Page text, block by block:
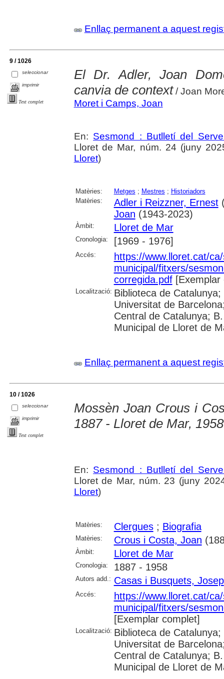
Enllaç permanent a aquest
9 / 1026
seleccionar
imprimir
Text complet
El Dr. Adler, Joan
canvia de context/ Joan
Moret i Camps, Joan
En: Sesmond : Butlletí del
Lloret de Mar, núm. 24 (juny
Lloret)
Matèries: Metges ; Mestres ; Historiadors
Matèries:
Adler i Reizzner, Ernest
Joan (1943-2023)
Àmbit: Lloret de Mar
Cronologia: [1969 - 1976]
Accés:
https://www.lloret.cat/
municipal/fitxers/
corregida.pdf[Exemplar
Localització: Biblioteca de
Universitat de
Central de Catalunya;
Municipal de Lloret de
Enllaç permanent a aquest
10 / 1026
seleccionar
imprimir
Text complet
Mossèn Joan Crous i
1887 - Lloret de Mar, 1958
En: Sesmond : Butlletí del
Lloret de Mar, núm. 23 (juny
Lloret)
Matèries: Clergues; Biografia
Matèries: Crous i Costa, Joan
Àmbit: Lloret de Mar
Cronologia: 1887 - 1958
Autors add.: Casas i Busquets, Josep
Accés:
https://www.lloret.cat/
municipal/fitxers/
[Exemplar complet]
Localització: Biblioteca de
Universitat de
Central de Catalunya;
Municipal de Lloret de